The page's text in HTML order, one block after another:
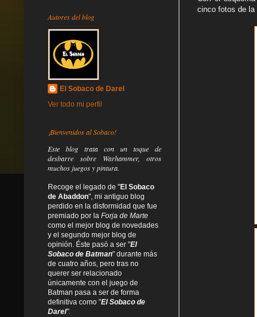
cinco fotos de la
Autores del blog
El Sobaco de Darel
Ver todo mi perfil
¡Bienvenidos al Sobaco!
Este blog trata con un toque de
desbarre sobre Warhammer, otros
muchos juegos y pintura.
Recoge el legado de "El Sobaco
de Abaddon", mi antiguo blog
perdido en la disformidad que fue
premiado por la Forja de Marte
como el mejor blog de novedades
y el segundo mejor blog de
opinión. Éste pasó a ser "El
Sobaco de Batman" durante más
de cuatro años, pero tras no
querer ser relacionado
únicamente con el juego de
Batman pasa a ser de forma
definitiva como "El Sobaco de
Darel".